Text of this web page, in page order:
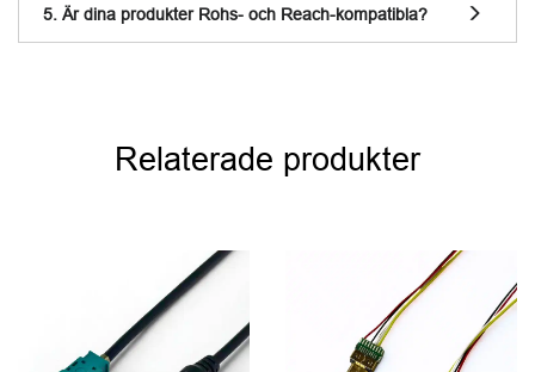
5. Är dina produkter Rohs- och Reach-kompatibla?
Relaterade produkter